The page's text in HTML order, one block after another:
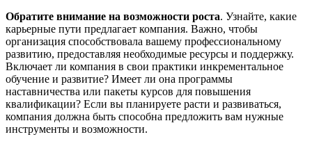
Обратите внимание на возможности роста. Узнайте, какие
карьерные пути предлагает компания. Важно, чтобы
организация способствовала вашему профессиональному
развитию, предоставляя необходимые ресурсы и поддержку.
Включает ли компания в свои практики инкрементальное
обучение и развитие? Имеет ли она программы
наставничества или пакеты курсов для повышения
квалификации? Если вы планируете расти и развиваться,
компания должна быть способна предложить вам нужные
инструменты и возможности.